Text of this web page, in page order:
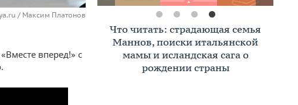
/ Максим Платонов
вперед!» с
Что читать: страдающая семья
Маннов, поиски итальянской
мамы и исландская сага о
рождении страны